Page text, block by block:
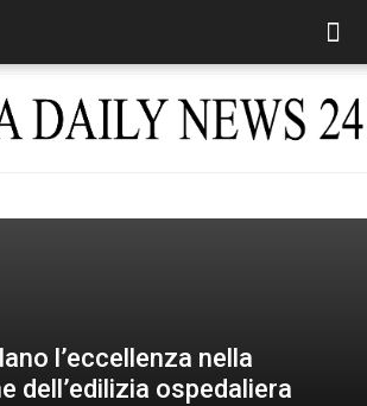
Italia
l’eccellenza nella
dell’edilizia ospedaliera